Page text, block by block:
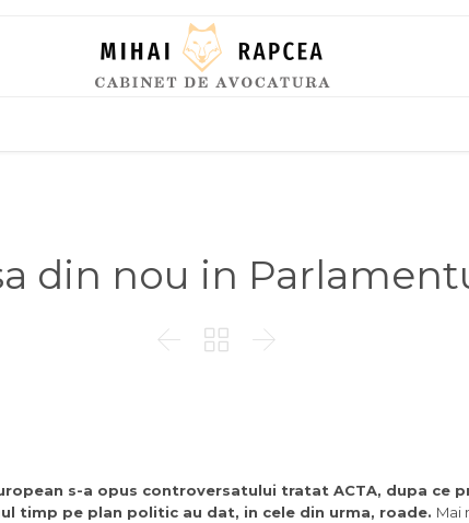
din nou in
  
s-a opus controversatului tratat ACTA, dupa ce
timp pe plan politic au dat, in cele din urma, roade. Mai